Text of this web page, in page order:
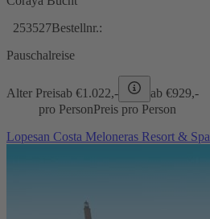
253527Bestellnr.:
Pauschalreise
Alter Preisab €1.022,- ab €929,-
pro PersonPreis pro Person
Lopesan Costa Meloneras Resort & Spa